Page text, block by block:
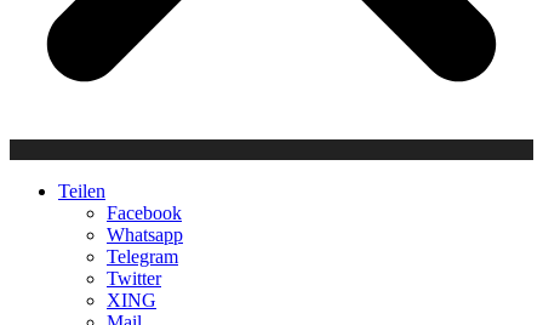
Teilen
Facebook
Whatsapp
Telegram
Twitter
XING